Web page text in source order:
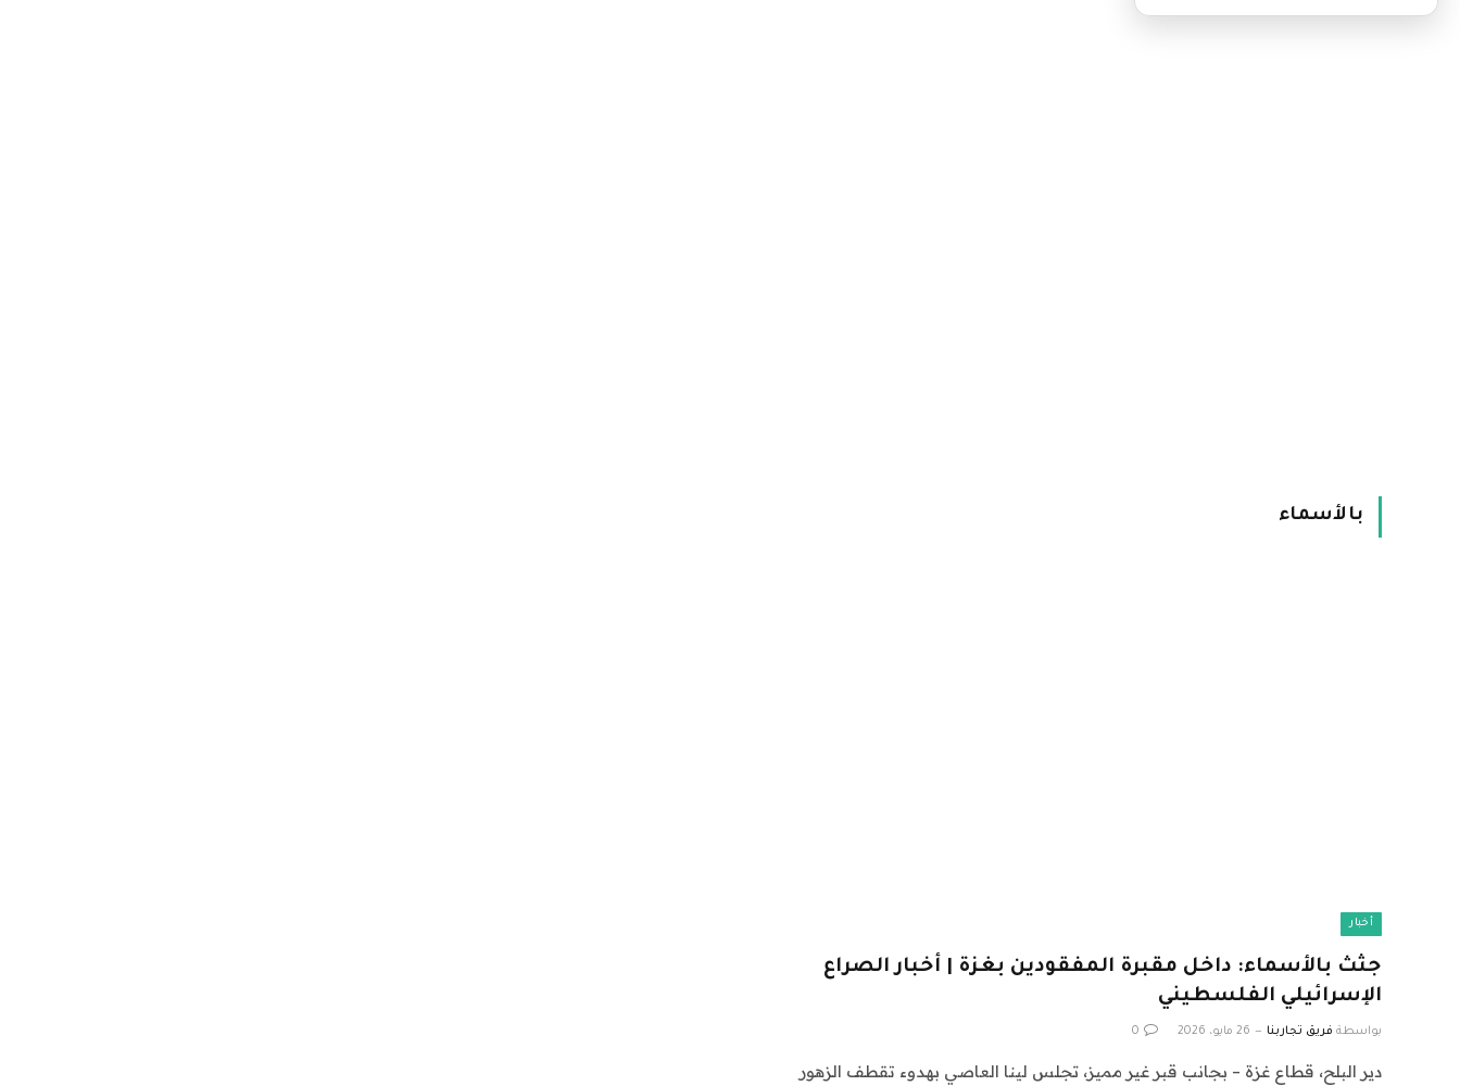
بالأسماء
أخبار
جثث بالأسماء: داخل مقبرة المفقودين بغزة | أخبار الصراع
الإسرائيلي الفلسطيني
بواسطة فريق تجاربنا 26 مايو، 2026 0
دير البلح، قطاع غزة – بجانب قبر غير مميز، تجلس لينا العاصي بهدوء تقطف الزهور